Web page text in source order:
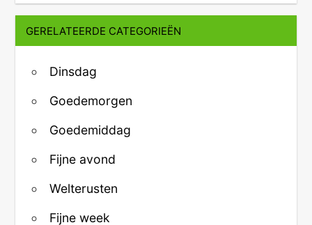
GERELATEERDE CATEGORIEËN
Dinsdag
Goedemorgen
Goedemiddag
Fijne avond
Welterusten
Fijne week